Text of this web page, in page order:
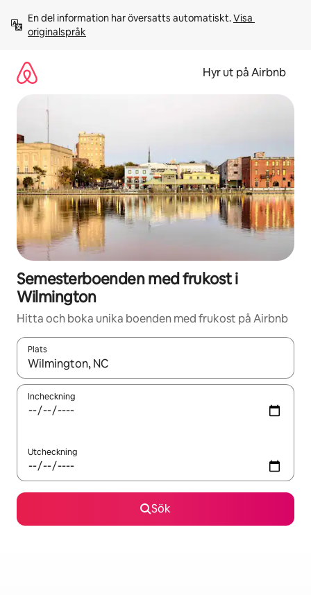
innehåll
En del information har översatts automatiskt. Visa
originalspråk
Hyr ut på Airbnb
Semesterboenden med frukost i
Wilmington
Hitta och boka unika boenden med frukost på Airbnb
Plats
När resultaten är tillgängliga kan du navigera med upp- och
Incheckning
Utcheckning
Sök